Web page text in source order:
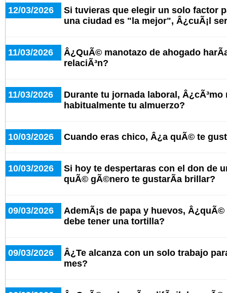
12/03/2026
Si tuvieras que elegir un solo factor
una ciudad es "la mejor", Â¿cuÃ¡l
11/03/2026
Â¿QuÃ© manotazo de ahogado
relaciÃ³n?
11/03/2026
Durante tu jornada laboral,
habitualmente tu almuerzo?
10/03/2026 Cuando eras chico, Â¿a quÃ© te
10/03/2026
Si hoy te despertaras con el don de
quÃ© gÃ©nero te gustarÃ­a brillar?
09/03/2026
AdemÃ¡s de papa y huevos,
debe tener una tortilla?
09/03/2026
Â¿Te alcanza con un solo trabajo
mes?